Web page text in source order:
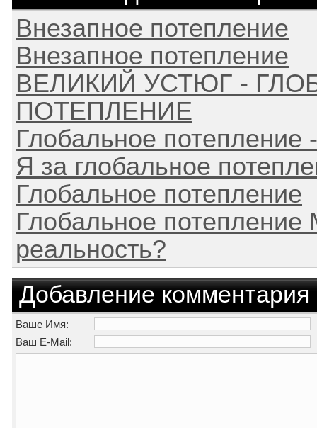
Внезапное потепление
Внезапное потепление
ВЕЛИКИЙ УСТЮГ -
ПОТЕПЛЕНИЕ
Глобальное потепление
Я за глобальное
Глобальное потепление
Глобальное
реальность?
Добавление комментария
Ваше Имя:
Ваш E-Mail: